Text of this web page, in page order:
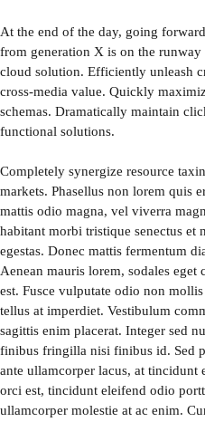
At the end of the day, going
from generation X is on the runway
cloud solution. Efficiently unleash
cross-media value. Quickly
schemas. Dramatically maintain
functional solutions.
Completely synergize resource
markets. Phasellus non lorem quis
mattis odio magna, vel viverra
habitant morbi tristique senectus et
egestas. Donec mattis fermentum
Aenean mauris lorem, sodales
est. Fusce vulputate odio non
tellus at imperdiet. Vestibulum
sagittis enim placerat. Integer sed
finibus fringilla nisi finibus id. Sed
ante ullamcorper lacus, at tincidunt
orci est, tincidunt eleifend odio
ullamcorper molestie at ac enim.